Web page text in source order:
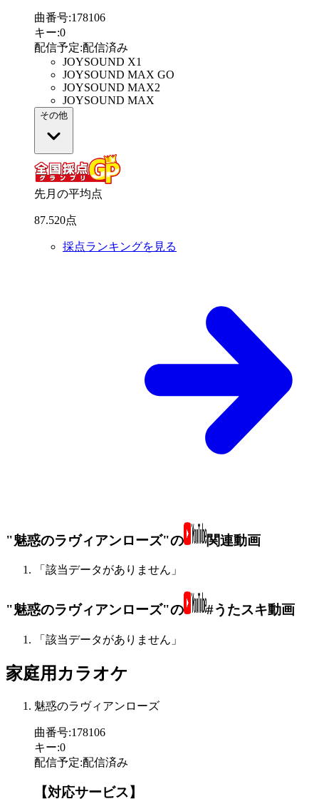
曲番号:178106
キー:0
配信予定:配信済み
JOYSOUND X1
JOYSOUND MAX GO
JOYSOUND MAX2
JOYSOUND MAX
その他
先月の平均点
87.520点
採点ランキングを見る
"魅惑のラヴィアンローズ"の 関連動画
「該当データがありません」
"魅惑のラヴィアンローズ"の #うたスキ動画
「該当データがありません」
家庭用カラオケ
魅惑のラヴィアンローズ
曲番号:178106
キー:0
配信予定:配信済み
【対応サービス】